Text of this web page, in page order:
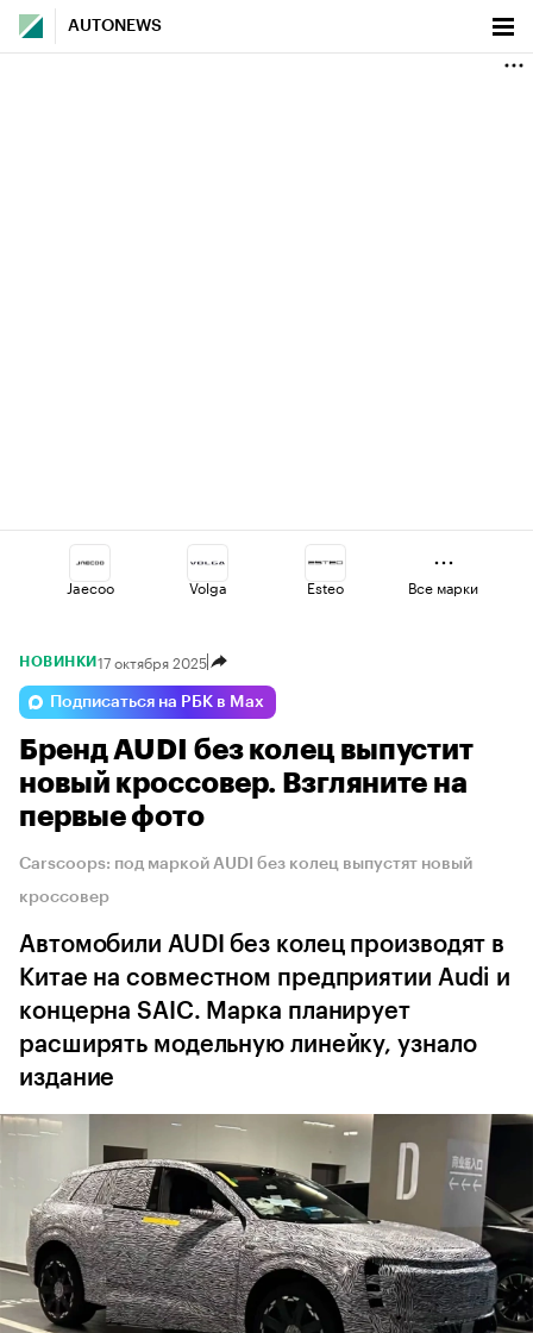
AUTONEWS
Jaecoo Volga Esteo
Haval Omoda
Voyah Changan Geely
Все марки
НОВИНКИ 17 октября 2025
Подписаться на РБК в Max
Бренд AUDI без колец выпустит
новый кроссовер. Взгляните на
первые фото
Carscoops: под маркой AUDI без колец выпустят новый
кроссовер
Автомобили AUDI без колец производят в
Китае на совместном предприятии Audi и
концерна SAIC. Марка планирует
расширять модельную линейку, узнало
издание